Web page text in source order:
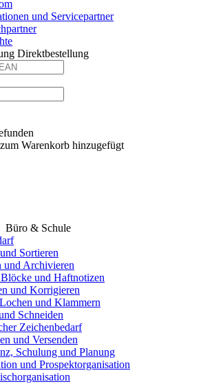
und Servicepartner
Direktbestellung
Warenkorb hinzugefügt
Büro & Schule
Sortieren
und Archivieren
und Haftnotizen
und Korrigieren
und Klammern
Schneiden
Zeichenbedarf
und Versenden
Schulung und Planung
und Prospektorganisation